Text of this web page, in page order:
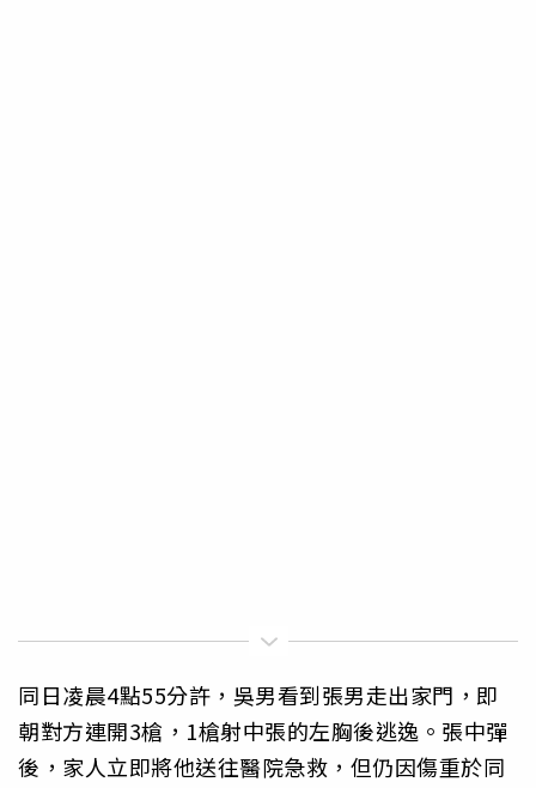
同日凌晨4點55分許，吳男看到張男走出家門，即
朝對方連開3槍，1槍射中張的左胸後逃逸。張中彈
後，家人立即將他送往醫院急救，但仍因傷重於同